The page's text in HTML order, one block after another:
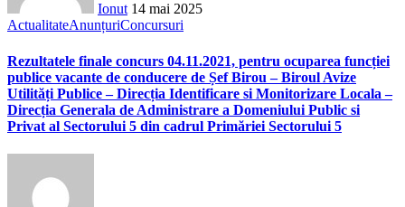
Ionut 14 mai 2025
ActualitateAnunțuriConcursuri
Rezultatele finale concurs 04.11.2021, pentru ocuparea funcției
publice vacante de conducere de Șef Birou – Biroul Avize
Utilități Publice – Direcția Identificare si Monitorizare Locala –
Direcția Generala de Administrare a Domeniului Public si
Privat al Sectorului 5 din cadrul Primăriei Sectorului 5